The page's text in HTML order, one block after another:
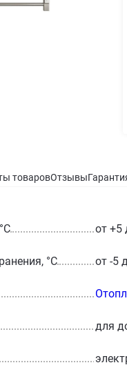
товаровОтзывы
от +5
°С от -5
для